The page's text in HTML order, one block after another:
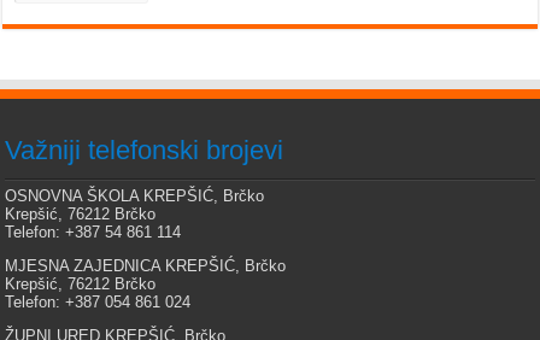
Važniji telefonski brojevi
OSNOVNA ŠKOLA KREPŠIĆ, Brčko
Krepšić, 76212 Brčko
Telefon: +387 54 861 114
MJESNA ZAJEDNICA KREPŠIĆ, Brčko
Krepšić, 76212 Brčko
Telefon: +387 054 861 024
ŽUPNI URED KREPŠIĆ, Brčko